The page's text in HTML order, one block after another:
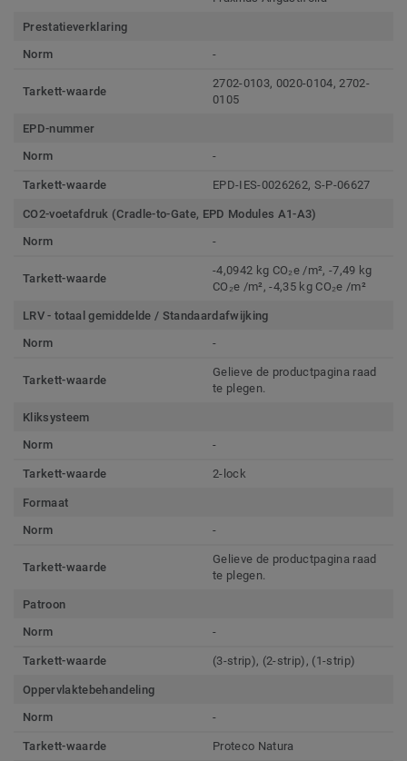
Prestatieverklaring
Norm
-
Tarkett-waarde
2702-0103, 0020-0104, 2702-
0105
EPD-nummer
Norm
-
Tarkett-waarde EPD-IES-0026262, S-P-06627
CO2-voetafdruk (Cradle-to-Gate, EPD Modules A1-A3)
Norm
-
Tarkett-waarde
-4,0942 kg CO₂e /m², -7,49 kg
CO₂e /m², -4,35 kg CO₂e /m²
LRV - totaal gemiddelde / Standaardafwijking
Norm
-
Tarkett-waarde
Gelieve de productpagina raad
te plegen.
Kliksysteem
Norm
-
Tarkett-waarde 2-lock
Formaat
Norm
-
Tarkett-waarde
Gelieve de productpagina raad
te plegen.
Patroon
Norm
-
Tarkett-waarde (3-strip), (2-strip), (1-strip)
Oppervlaktebehandeling
Norm
-
Tarkett-waarde Proteco Natura